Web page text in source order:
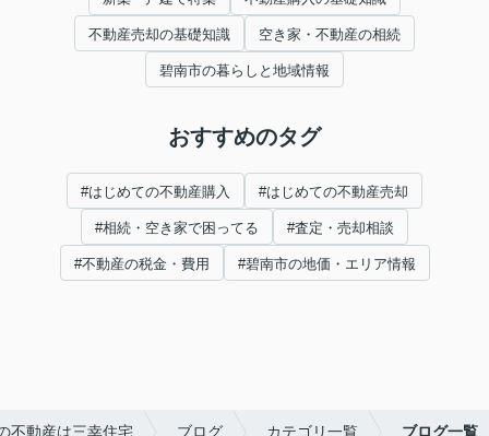
不動産売却の基礎知識 空き家・不動産の相続
碧南市の暮らしと地域情報
おすすめのタグ
#はじめての不動産購入 #はじめての不動産売却
#相続・空き家で困ってる #査定・売却相談
#不動産の税金・費用 #碧南市の地価・エリア情報
不動産は三幸住宅 ブログ カテゴリ一覧 ブログ一覧